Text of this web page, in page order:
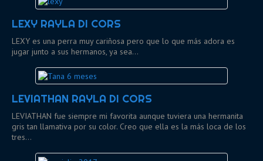
LEXY RAYLA DI CORS
LEXY es una perra muy cariñosa pero que lo que más adora es
jugar junto a sus hermanos, ya sea…
LEVIATHAN RAYLA DI CORS
LEVIATHAN fue siempre mi favorita aunque tuviera una hermanita
gris tan llamativa por su color. Creo que ella es la más loca de los
tres…